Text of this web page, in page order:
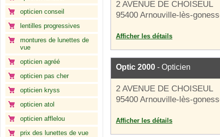
opticien conseil
lentilles progressives
montures de lunettes de
vue
opticien agréé
opticien pas cher
opticien kryss
opticien atol
opticien afflelou
prix des lunettes de vue
2 AVENUE DE CHOISEUL
95400 Arnouville-lès-
Afficher les détails
Optic 2000 - Opticien
2 AVENUE DE CHOISEUL
95400 Arnouville-lès-
Afficher les détails